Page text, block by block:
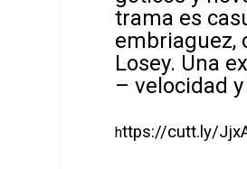
trama es
embriaguez,
Losey. Una
– velocidad
https://cutt.ly/